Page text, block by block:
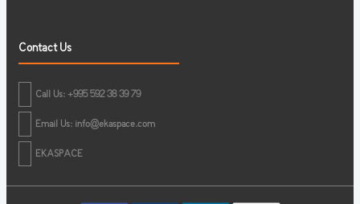
Contact Us
Call Us: +995 592 38 39 79
Email Us: info@ekaspace.com
EKASPACE